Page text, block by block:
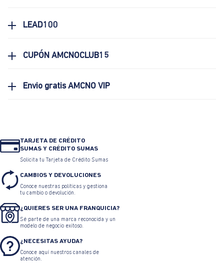
LEAD100
CUPÓN AMCNOCLUB15
Envio gratis AMCNO VIP
TARJETA DE CRÉDITO
SUMAS Y CRÉDITO SUMAS
Solicita tu Tarjeta de Crédito Sumas
CAMBIOS Y DEVOLUCIONES
Conoce nuestras políticas y gestiona
tu cambio o devolución.
¿QUIERES SER UNA FRANQUICIA?
Sé parte de una marca reconocida y un
modelo de negocio exitoso.
¿NECESITAS AYUDA?
Conoce aquí nuestros canales de
atención.